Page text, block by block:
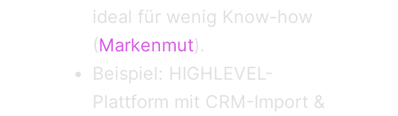
ideal für wenig Know-how
(Markenmut).
Beispiel: HIGHLEVEL-
Plattform mit CRM-Import &